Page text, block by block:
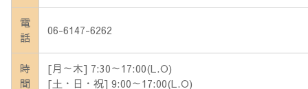
電
話
06-6147-6262
時
間
[月～木] 7:30～17:00(L.O)
[土・日・祝] 9:00～17:00(L.O)